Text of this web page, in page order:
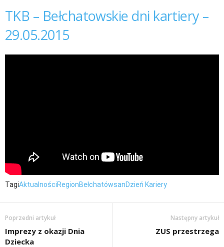
TKB – Bełchatowskie dni kartiery –
29.05.2015
TagiAktualnościRegionBełchatówsanDzień Kariery
Poprzedni artykuł
Imprezy z okazji Dnia
Dziecka
Następny artykuł
ZUS przestrzega